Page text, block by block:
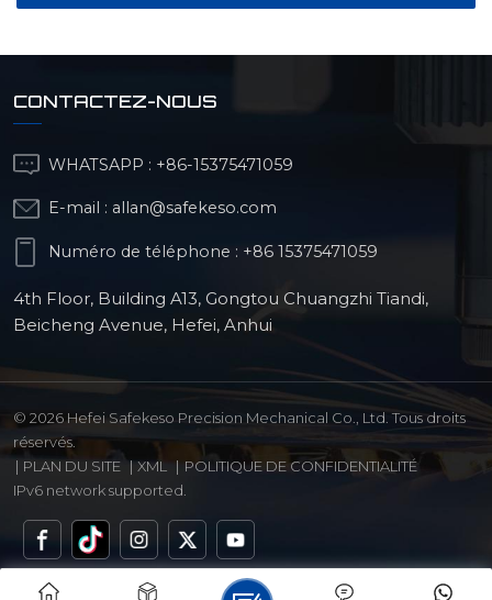
CONTACTEZ-NOUS
WHATSAPP : +86-15375471059
E-mail : allan@safekeso.com
Numéro de téléphone : +86 15375471059
4th Floor, Building A13, Gongtou Chuangzhi Tiandi,
Beicheng Avenue, Hefei, Anhui
© 2026 Hefei Safekeso Precision Mechanical Co., Ltd. Tous droits
réservés.
| PLAN DU SITE | XML | POLITIQUE DE CONFIDENTIALITÉ
IPv6 network supported.